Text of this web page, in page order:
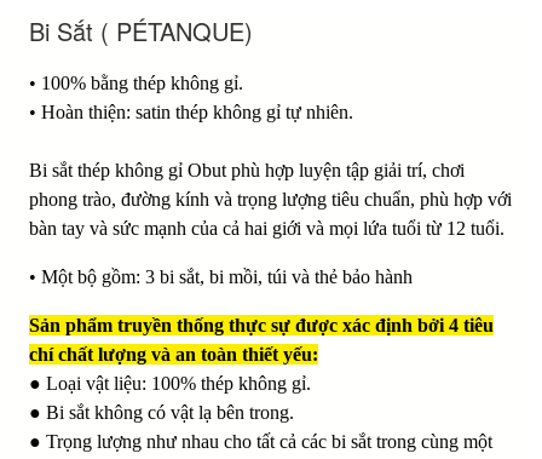
Bi Sắt ( PÉTANQUE)
• 100% bằng thép không gỉ.
• Hoàn thiện: satin thép không gỉ tự nhiên.
Bi sắt thép không gỉ Obut phù hợp luyện tập giải trí, chơi
phong trào, đường kính và trọng lượng tiêu chuẩn, phù hợp với
bàn tay và sức mạnh của cả hai giới và mọi lứa tuổi từ 12 tuổi.
• Một bộ gồm: 3 bi sắt, bi mồi, túi và thẻ bảo hành
Sản phẩm truyền thống thực sự được xác định bởi 4 tiêu
chí chất lượng và an toàn thiết yếu:
● Loại vật liệu: 100% thép không gỉ.
● Bi sắt không có vật lạ bên trong.
● Trọng lượng như nhau cho tất cả các bi sắt trong cùng một